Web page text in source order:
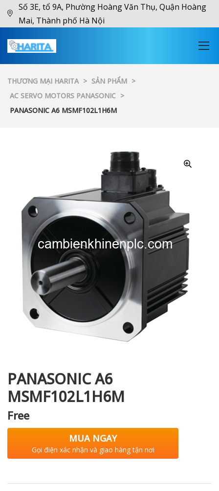
Số 3E, tổ 9A, Phường Hoàng Văn Thụ, Quận Hoàng
Mai, Thành phố Hà Nội
THƯƠNG MẠI HARITA > SẢN PHẨM >
AC SERVO MOTORS PANASONIC >
PANASONIC A6 MSMF102L1H6M
PANASONIC A6
MSMF102L1H6M
Free
MUA NGAY
Gọi điện xác nhận và giao hàng tận nơi